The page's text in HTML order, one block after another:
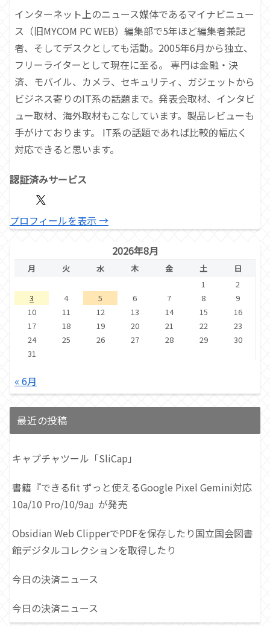
インターネット上のニュース媒体であるマイナビニュー
ス（旧MYCOM PC WEB）編集部で5年ほど編集者兼記
者、そしてデスクとしても活動。2005年6月から独立、
フリーライターとして現在に至る。 専門は金融・決
済、モバイル、カメラ、セキュリティ、ガジェットから
ビジネス寄りのIT系の話題まで。発表会取材、インタビ
ュー取材、海外取材もこなしています。製品レビューも
手がけております。 IT系の話題であれば比較的幅広く
対応できると思います。
認証済みサービス
プロフィールを表示 →
2026年8月
月 火 水 木 金 土
日
1
2
3
4 5 6 7 8
9
10
11 12 13 14 15
16
17
18 19 20 21 22
23
24
25 26 27 28 29
30
31
« 6月
最近の投稿
キャプチャツール「SliCap」
書籍『できるfit ずっと使えるGoogle Pixel Gemini対応
10a/10 Pro/10/9a』が発売
Obsidian Web ClipperでPDFを保存したり国立国会図書
館デジタルコレクションを取得したり
今日の決済ニュース
今日の決済ニュース